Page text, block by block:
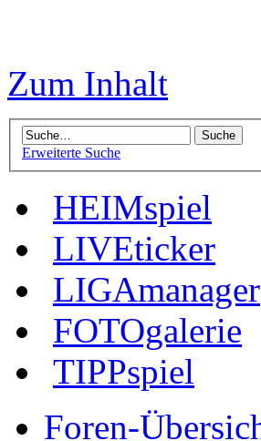
Zum Inhalt
Erweiterte Suche
HEIMspiel
LIVEticker
LIGAmanager
FOTOgalerie
TIPPspiel
Foren-